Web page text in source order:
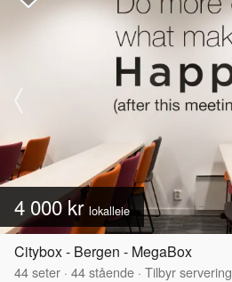
4 000 krlokalleie
Citybox - Bergen - MegaBox
44seter · 44stående · Tilbyr servering